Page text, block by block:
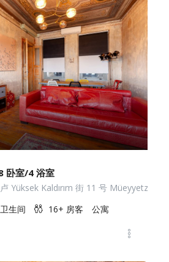
卧室/4 浴室
Yüksek Kaldırım 街 11 号 Müeyyetzade
卫生间 16+ 房客 公寓